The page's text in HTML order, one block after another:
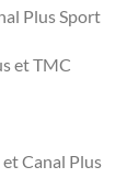
Plus Sport
et TMC
Canal Plus